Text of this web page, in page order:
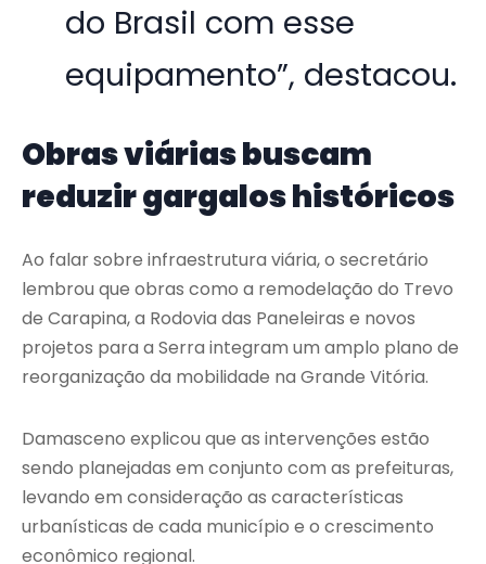
do Brasil com esse
equipamento”, destacou.
Obras viárias buscam
reduzir gargalos históricos
Ao falar sobre infraestrutura viária, o secretário
lembrou que obras como a remodelação do Trevo
de Carapina, a Rodovia das Paneleiras e novos
projetos para a Serra integram um amplo plano de
reorganização da mobilidade na Grande Vitória.
Damasceno explicou que as intervenções estão
sendo planejadas em conjunto com as prefeituras,
levando em consideração as características
urbanísticas de cada município e o crescimento
econômico regional.